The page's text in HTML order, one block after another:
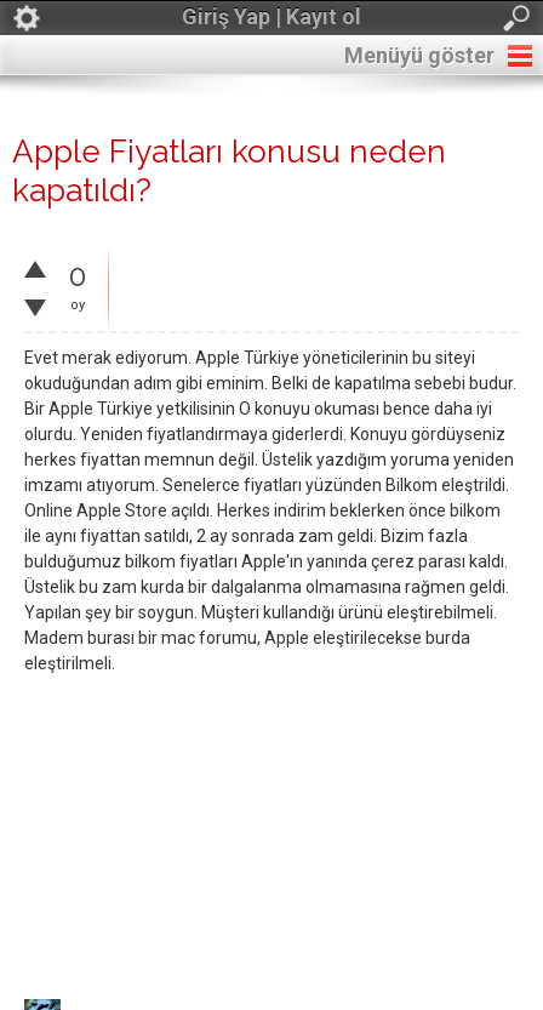
Giriş Yap | Kayıt ol
Menüyü göster
Apple Fiyatları konusu neden
kapatıldı?
0
oy
Evet merak ediyorum. Apple Türkiye yöneticilerinin bu siteyi
okuduğundan adım gibi eminim. Belki de kapatılma sebebi budur.
Bir Apple Türkiye yetkilisinin O konuyu okuması bence daha iyi
olurdu. Yeniden fiyatlandırmaya giderlerdi. Konuyu gördüyseniz
herkes fiyattan memnun değil. Üstelik yazdığım yoruma yeniden
imzamı atıyorum. Senelerce fiyatları yüzünden Bilkom eleştrildi.
Online Apple Store açıldı. Herkes indirim beklerken önce bilkom
ile aynı fiyattan satıldı, 2 ay sonrada zam geldi. Bizim fazla
bulduğumuz bilkom fiyatları Apple'ın yanında çerez parası kaldı.
Üstelik bu zam kurda bir dalgalanma olmamasına rağmen geldi.
Yapılan şey bir soygun. Müşteri kullandığı ürünü eleştirebilmeli.
Madem burası bir mac forumu, Apple eleştirilecekse burda
eleştirilmeli.